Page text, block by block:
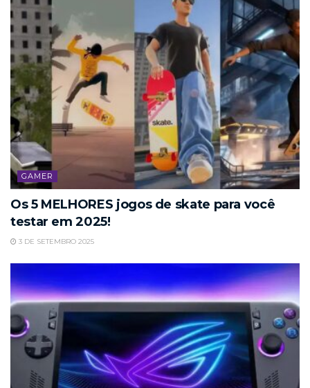
GAMER
Os 5 MELHORES jogos de skate para você
testar em 2025!
3 DE SETEMBRO 2025